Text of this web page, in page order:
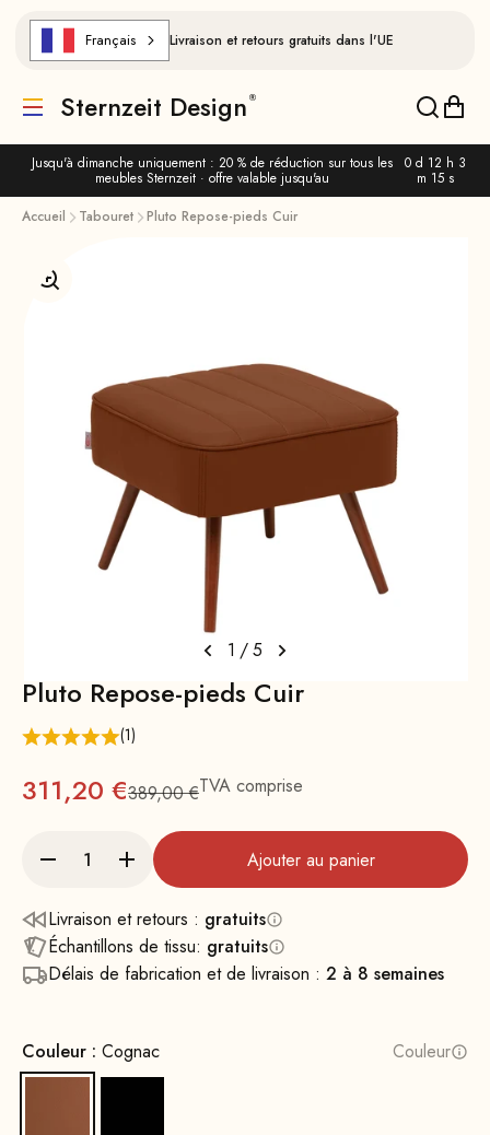
Jusqu'à dimanche uniquement : 20 % de réduction sur tous les
meubles Sternzeit · offre valable jusqu'au
0 d 12 h 3
m 15 s
Français Livraison et retours gratuits dans l'UE
Traduction manquante : de.header.general.menu
Sternzeit Design
Accueil Tabouret Pluto Repose-pieds Cuir
1 /5
Agrandir l'image
Pluto Repose-pieds Cuir
(1)
Prix
311,20 €Prix normal
389,00 €TVA comprise
Ajouter au panier
Livraison et retours : gratuits
Échantillons de tissu: gratuits
Délais de fabrication et de livraison : 2 à 8 semaines
Couleur : Cognac Couleur